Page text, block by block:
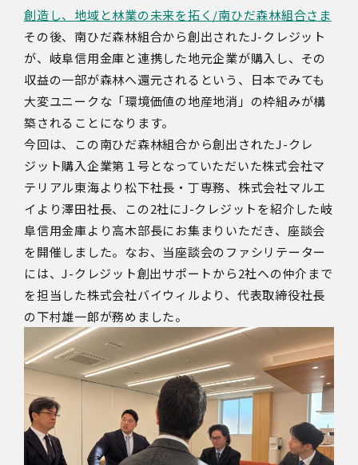
創造し、地域と林業の未来を拓く/南ひだ森林組合さま
その後、南ひだ森林組合から創出されたJ-クレジット
が、岐阜信用金庫と連携した地元企業が購入し、その
収益の一部が森林へ還元されるという、日本でみても
大変ユニークな「環境価値の地産地消」の枠組みが構
築されることになります。
今回は、この南ひだ森林組合から創出されたJ-クレ
ジット購入企業第１号となっていただいた株式会社マ
テリアル東海より松下社長・丁専務、株式会社マルエ
イより澤田社長、この2社にJ-クレジットを紹介した岐
阜信用金庫より高木部長にお集まりいただき、座談会
を開催しました。なお、当座談会のファシリテーター
には、J-クレジット創出サポートから2社への仲介まで
を担当した株式会社バイウィルより、代表取締役社長
の下村雄一郎が務めました。